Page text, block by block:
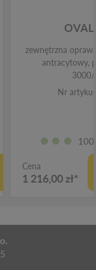
zewnętrzna
antracytowy,
Nr
Cena
1 216,00 zł*